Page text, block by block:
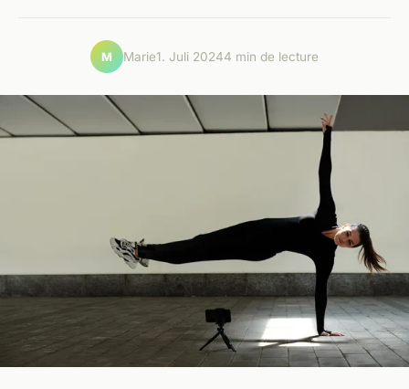
M Marie1. Juli 20244 min de lecture